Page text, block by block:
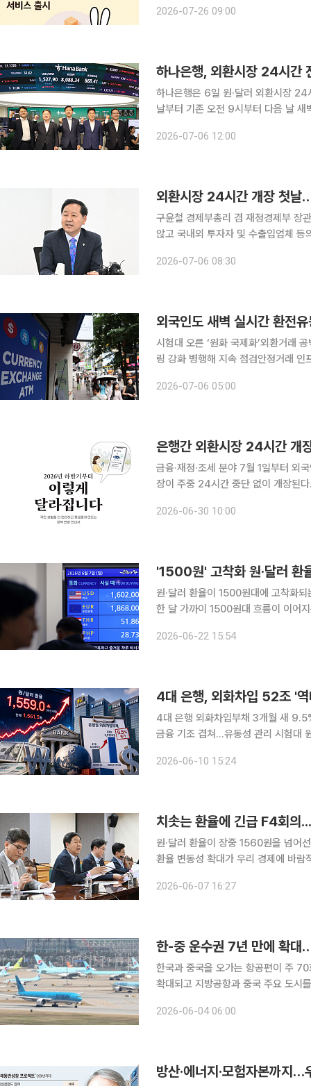
혔다. 국내 금융회사가 이 네트워크를
2026-07-26 09:00
하나은행은 6일 원·달러 외환시장 24
날부터 기존 오전 9시부터 다음 날 새
2026-07-06 12:00
외환시장 24시간 개장 첫날
구윤철 경제부총리 겸 재정경제부 장
않고 국내외 투자자 및 수출입업체 등
점 외환 딜링룸을 찾아 "24시간 외환
2026-07-06 08:30
외국인도 새벽 실시간 환전
시험대 오른 ‘원화 국제화’외환거래
링 강화 병행해 지속 점검안정거래
확대되면서 국내 외환시장은 글로벌
2026-07-06 05:00
금융·재정·조세 분야 7월 1일부터 외국인 투자자의 외환시장 접근성 제고 등을 위해 은행간 외환시
장이 주중 24시간 중단 없이 개장된
부터 이렇게 달라집니다'를 통해 이러
2026-06-30 10:00
'1500원' 고착화 원·달러 환
원·달러 환율이 1500원대에 고착화
한 달 가까이 1500원대 흐름이 이어
2026-06-22 15:54
4대 은행, 외화차입 52조 '
4대 은행 외화차입부채 3개월 새
금융 기조 겹쳐…유동성 관리 시험대 원·달러 환율이 1500원대 중반까지 치솟으면서 은행권의 ‘달
이 오르면 같은 외화 차입금이라도 원
2026-06-10 15:24
원·달러 환율이 장중 1560원을 넘어
환율 변동성 확대가 우리 경제에 바
서 관계기관 합동 '긴급 시장상황점검
2026-06-07 16:27
한-중 운수권 7년 만에 확대
한국과 중국을 오가는 항공편이 주
확대되고 지방공항과 중국 주요 도시를 잇는 노선도
일 밝혔다. 이번 합의로 여객 운
2026-06-04 06:00